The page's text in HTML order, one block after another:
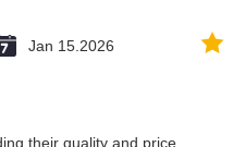
Jan 15.2026
their quality and price.